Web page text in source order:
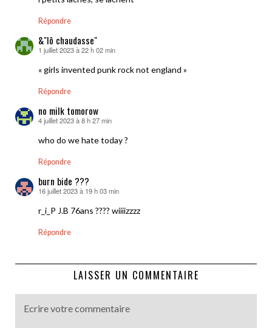
Répondre
&"lô chaudasse"
dit :
1 juillet 2023 à 22 h 02 min
« girls invented punk rock not england »
Répondre
no milk tomorow
dit :
4 juillet 2023 à 8 h 27 min
who do we hate today ?
Répondre
burn bide ???
dit :
16 juillet 2023 à 19 h 03 min
r_i_P J.B 76ans ???? wiiiizzzz
Répondre
LAISSER UN COMMENTAIRE